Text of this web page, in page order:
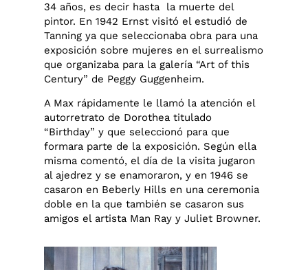
34 años, es decir hasta la muerte del
pintor. En 1942 Ernst visitó el estudió de
Tanning ya que seleccionaba obra para una
exposición sobre mujeres en el surrealismo
que organizaba para la galería “Art of this
Century” de Peggy Guggenheim.
A Max rápidamente le llamó la atención el
autorretrato de Dorothea titulado
“Birthday” y que seleccionó para que
formara parte de la exposición. Según ella
misma comentó, el día de la visita jugaron
al ajedrez y se enamoraron, y en 1946 se
casaron en Beberly Hills en una ceremonia
doble en la que también se casaron sus
amigos el artista Man Ray y Juliet Browner.